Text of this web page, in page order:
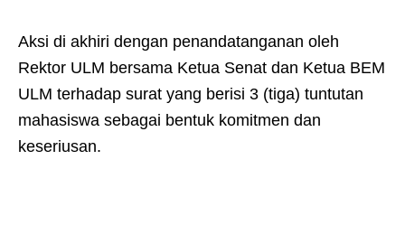
Aksi di akhiri dengan penandatanganan oleh
Rektor ULM bersama Ketua Senat dan Ketua BEM
ULM terhadap surat yang berisi 3 (tiga) tuntutan
mahasiswa sebagai bentuk komitmen dan
keseriusan.